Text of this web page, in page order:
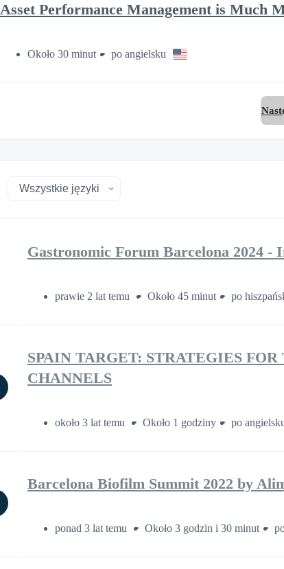
Asset Performance Management is Much
Około 30 minut po angielsku
Gastronomic Forum Barcelona 2024 -
prawie 2 lat temu Około 45 minut po
SPAIN TARGET: STRATEGIES
CHANNELS
około 3 lat temu Około 1 godziny po
Barcelona Biofilm Summit 2022 by
ponad 3 lat temu Około 3 godzin i 30 minut